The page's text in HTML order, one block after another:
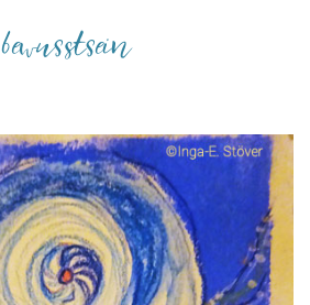
bewusstsein